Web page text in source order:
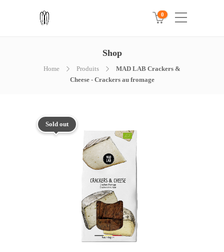
0
Shop
Home Produits
MAD LAB Crackers &
Cheese - Crackers au fromage
Sold out